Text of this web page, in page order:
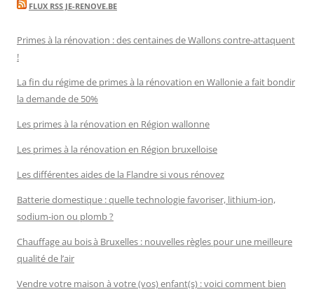
FLUX RSS JE-RENOVE.BE
Primes à la rénovation : des centaines de Wallons contre-attaquent
!
La fin du régime de primes à la rénovation en Wallonie a fait bondir
la demande de 50%
Les primes à la rénovation en Région wallonne
Les primes à la rénovation en Région bruxelloise
Les différentes aides de la Flandre si vous rénovez
Batterie domestique : quelle technologie favoriser, lithium-ion,
sodium-ion ou plomb ?
Chauffage au bois à Bruxelles : nouvelles règles pour une meilleure
qualité de l’air
Vendre votre maison à votre (vos) enfant(s) : voici comment bien